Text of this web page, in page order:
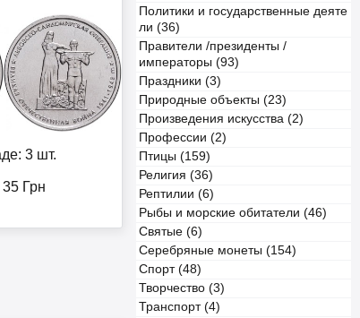
Политики и государственные деяте
ли (36)
Правители /президенты /
императоры (93)
Праздники (3)
Природные объекты (23)
Произведения искусства (2)
Профессии (2)
Птицы (159)
Религия (36)
Рептилии (6)
Рыбы и морские обитатели (46)
Святые (6)
Серебряные монеты (154)
Спорт (48)
Творчество (3)
Транспорт (4)
3 шт.
35 Грн